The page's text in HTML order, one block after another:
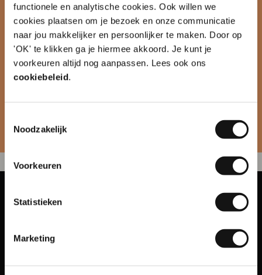
functionele en analytische cookies. Ook willen we
cookies plaatsen om je bezoek en onze communicatie
naar jou makkelijker en persoonlijker te maken. Door op
'OK' te klikken ga je hiermee akkoord. Je kunt je
voorkeuren altijd nog aanpassen. Lees ook ons
cookiebeleid.
Noodzakelijk
Voorkeuren
Statistieken
Marketing
10% korting op je
eerste order?
Naam
E-mailadres